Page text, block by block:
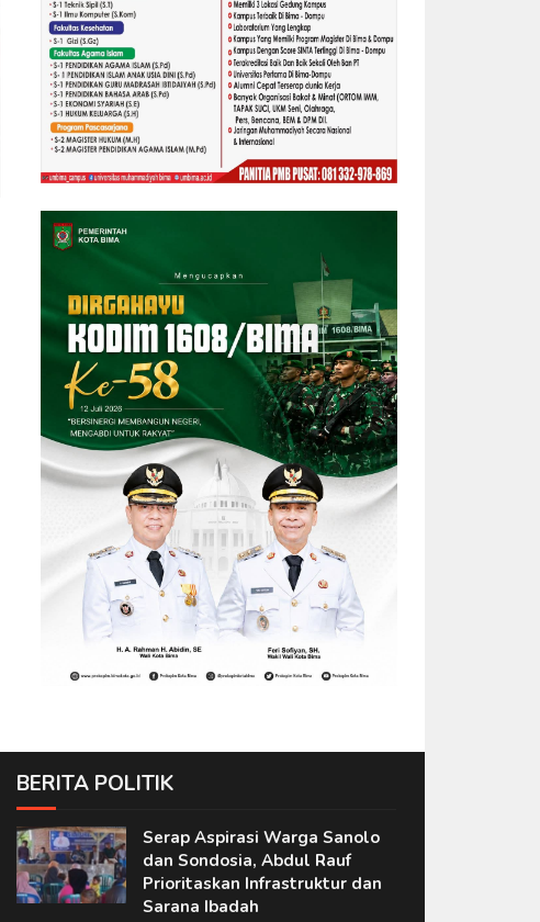
BERITA POLITIK
Serap Aspirasi Warga Sanolo
dan Sondosia, Abdul Rauf
Prioritaskan Infrastruktur dan
Sarana Ibadah